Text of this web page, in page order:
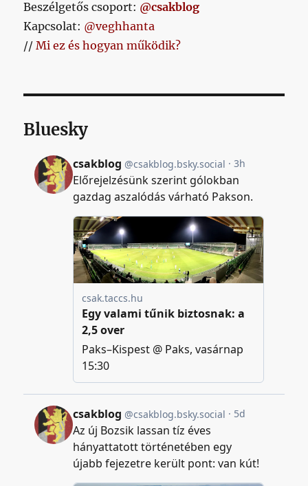
Beszélgetős csoport: @csakblog
Kapcsolat: @veghhanta
//Mi ez és hogyan működik?
Bluesky